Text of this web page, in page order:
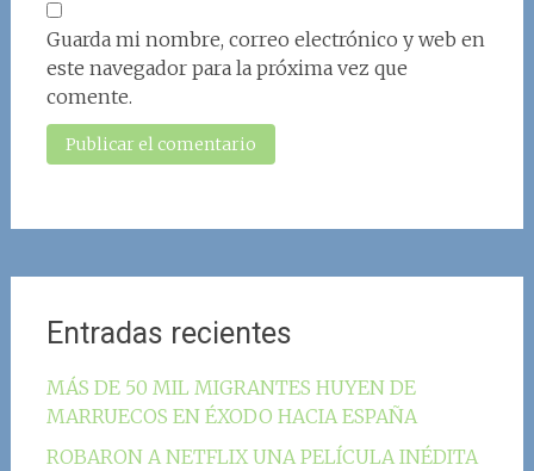
Guarda mi nombre, correo electrónico y web en
este navegador para la próxima vez que
comente.
Entradas recientes
MÁS DE 50 MIL MIGRANTES HUYEN DE
MARRUECOS EN ÉXODO HACIA ESPAÑA
ROBARON A NETFLIX UNA PELÍCULA INÉDITA